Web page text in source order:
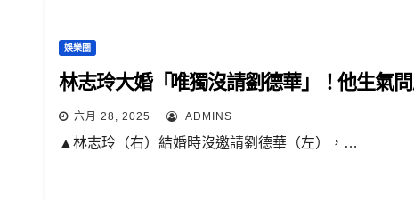
娛樂圈
林志玲大婚「唯獨沒請劉德華」！他生氣
六月 28, 2025 ADMINS
▲林志玲（右）結婚時沒邀請劉德華（左），…